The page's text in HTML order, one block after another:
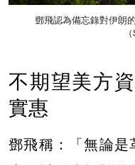
鄧飛認為備忘錄對伊朗
不期望美方
實惠
鄧飛稱：「無論是